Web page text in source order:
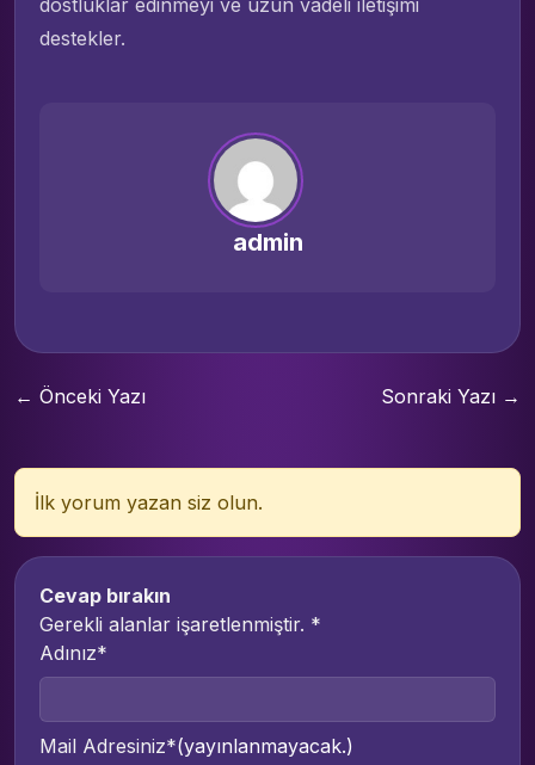
dostluklar edinmeyi ve uzun vadeli iletişimi
destekler.
admin
← Önceki Yazı Sonraki Yazı →
İlk yorum yazan siz olun.
Cevap bırakın
Gerekli alanlar işaretlenmiştir. *
Adınız*
Mail Adresiniz*(yayınlanmayacak.)